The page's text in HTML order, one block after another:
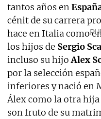
tantos años en
cénit de su carrera
hace en Italia como
los hijos de Sergio
incluso su hijoAlex
por la selección
inferiores y nació en
Álex como la otra
son fruto de su